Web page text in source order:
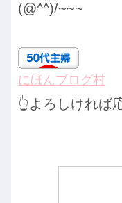
(@^^)/~~~
にほんブログ村
👆よろしければ